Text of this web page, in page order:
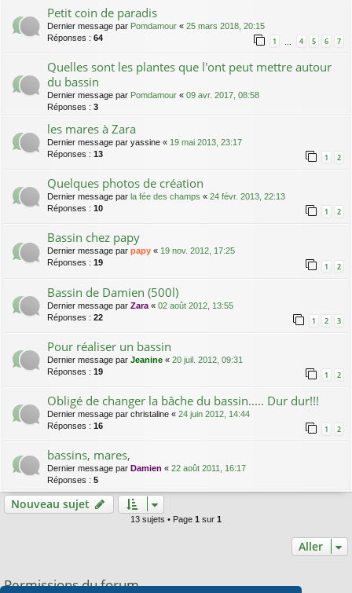
Petit coin de paradis
Dernier message par Pomdamour « 25 mars 2018, 20:15
Réponses : 64 1 … 4 5 6 7
Quelles sont les plantes que l'ont peut mettre autour
du bassin
Dernier message par Pomdamour « 09 avr. 2017, 08:58
Réponses : 3
les mares à Zara
Dernier message par yassine « 19 mai 2013, 23:17
Réponses : 13 1 2
Quelques photos de création
Dernier message par la fée des champs « 24 févr. 2013, 22:13
Réponses : 10 1 2
Bassin chez papy
Dernier message par papy « 19 nov. 2012, 17:25
Réponses : 19 1 2
Bassin de Damien (500l)
Dernier message par Zara « 02 août 2012, 13:55
Réponses : 22 1 2 3
Pour réaliser un bassin
Dernier message par Jeanine « 20 juil. 2012, 09:31
Réponses : 19 1 2
Obligé de changer la bâche du bassin..... Dur dur!!!
Dernier message par christaline « 24 juin 2012, 14:44
Réponses : 16 1 2
bassins, mares,
Dernier message par Damien « 22 août 2011, 16:17
Réponses : 5
Nouveau sujet
13 sujets • Page 1 sur 1
Aller
Permissions du forum